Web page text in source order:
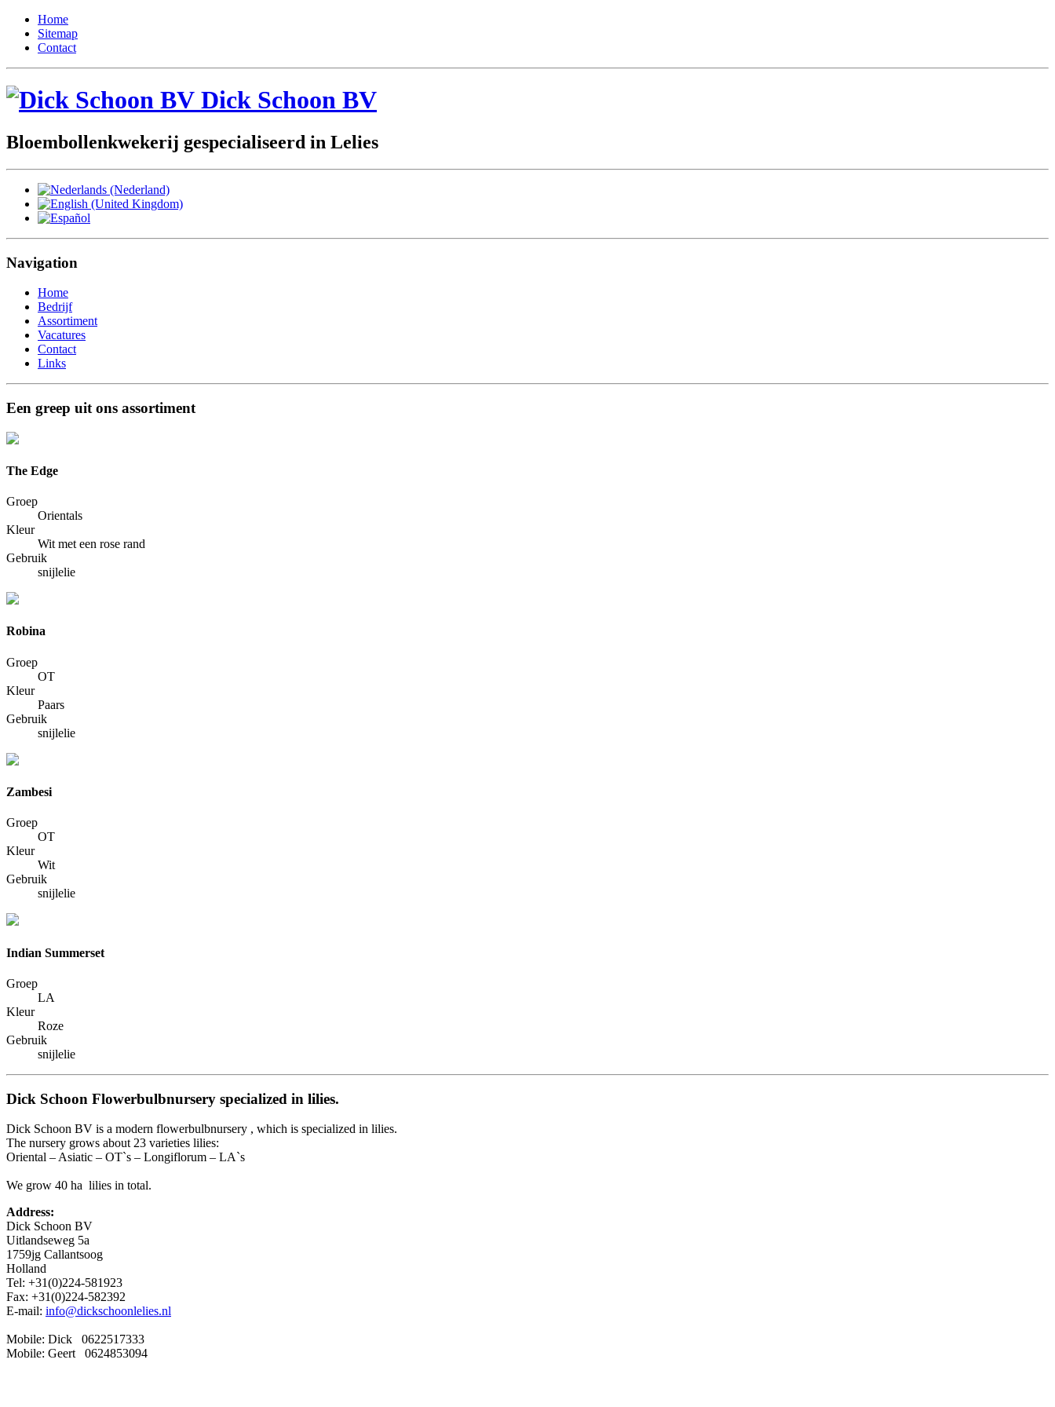
Home
Sitemap
Contact
Dick Schoon BV
Bloembollenkwekerij gespecialiseerd in Lelies
Navigation
Home
Bedrijf
Assortiment
Vacatures
Contact
Links
Een greep uit ons assortiment
The Edge
Groep
Orientals
Kleur
Wit met een rose rand
Gebruik
snijlelie
Robina
Groep
OT
Kleur
Paars
Gebruik
snijlelie
Zambesi
Groep
OT
Kleur
Wit
Gebruik
snijlelie
Indian Summerset
Groep
LA
Kleur
Roze
Gebruik
snijlelie
Dick Schoon Flowerbulbnursery specialized in lilies.
Dick Schoon BV is a modern flowerbulbnursery , which is specialized in lilies.
The nursery grows about 23 varieties lilies:
Oriental – Asiatic – OT`s – Longiflorum – LA`s
We grow 40 ha lilies in total.
Address:
Dick Schoon BV
Uitlandseweg 5a
1759jg Callantsoog
Holland
Tel: +31(0)224-581923
Fax: +31(0)224-582392
E-mail: info@dickschoonlelies.nl
Mobile: Dick 0622517333
Mobile: Geert 0624853094